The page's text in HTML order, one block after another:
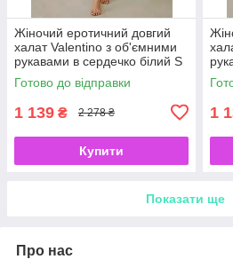
Жіночий еротичний довгий
халат Valentino з об'ємними
рукавами в сердечко білий S
Готово до відправки
1 139 ₴ 2 278 ₴
Купити
S
1
Показати ще
Про нас